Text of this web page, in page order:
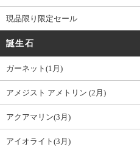
現品限り限定セール
誕生石
ガーネット(1月)
アメジスト アメトリン (2月)
アクアマリン(3月)
アイオライト(3月)